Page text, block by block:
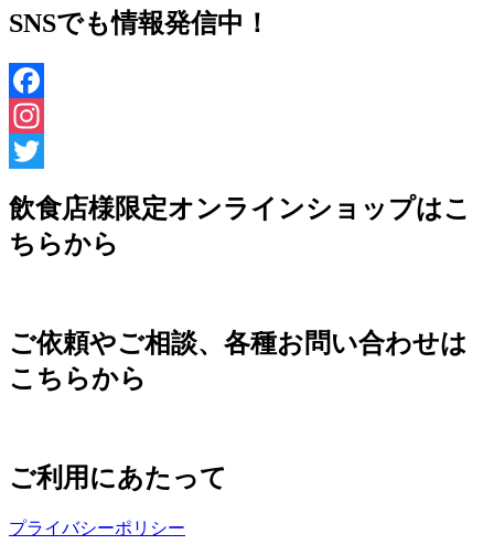
SNSでも情報発信中！
Facebook
Instagram
飲食店様限定オンラインショップはこ
ちらから
ご依頼やご相談、各種お問い合わせは
こちらから
ご利用にあたって
プライバシーポリシー